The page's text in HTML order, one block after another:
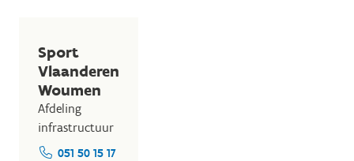
Sport
Vlaanderen
Woumen
Afdeling
infrastructuur
051 50 15 17